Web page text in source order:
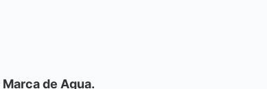
Marca de Agua.